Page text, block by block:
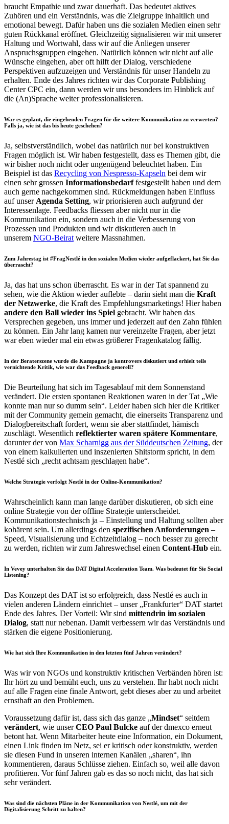
braucht Empathie und zwar dauerhaft. Das bedeutet aktives
Zuhören und ein Verständnis, was die Zielgruppe inhaltlich und
emotional bewegt. Dafür haben uns die sozialen Medien einen sehr
guten Rückkanal eröffnet. Gleichzeitig signalisieren wir mit unserer
Haltung und Wortwahl, dass wir auf die Anliegen unserer
Anspruchsgruppen eingehen. Natürlich können wir nicht auf alle
Wünsche eingehen, aber oft hilft der Dialog, verschiedene
Perspektiven aufzuzeigen und Verständnis für unser Handeln zu
erhalten. Ende des Jahres richten wir das Corporate Publishing
Center CPC ein, dann werden wir uns besonders im Hinblick auf
die (An)Sprache weiter professionalisieren.
War es geplant, die eingehenden Fragen für die weitere Kommunikation zu verwerten?
Falls ja, wie ist das bis heute geschehen?
Ja, selbstverständlich, wobei das natürlich nur bei konstruktiven
Fragen möglich ist. Wir haben festgestellt, dass es Themen gibt, die
wir bisher noch nicht oder ungenügend beleuchtet haben. Ein
Beispiel ist das Recycling von Nespresso-Kapseln bei dem wir
einen sehr grossen Informationsbedarffestgestellt haben und dem
auch gerne nachgekommen sind. Rückmeldungen haben Einfluss
auf unser Agenda Setting, wir priorisieren auch aufgrund der
Interessenlage. Feedbacks fliessen aber nicht nur in die
Kommunikation ein, sondern auch in die Verbesserung von
Prozessen und Produkten und wir diskutieren auch in
unserem NGO-Beirat weitere Massnahmen.
Zum Jahrestag ist #FragNestlé in den sozialen Medien wieder aufgeflackert, hat Sie das
überrascht?
Ja, das hat uns schon überrascht. Es war in der Tat spannend zu
sehen, wie die Aktion wieder auflebte – darin sieht man die Kraft
der Netzwerke, die Kraft des Empfehlungsmarketings! Hier haben
andere den Ball wieder ins Spiel gebracht. Wir haben das
Versprechen gegeben, uns immer und jederzeit auf den Zahn fühlen
zu können. Ein Jahr lang kamen nur vereinzelte Fragen, aber jetzt
war eben wieder mal ein etwas größerer Fragenkatalog fällig.
In der Beraterszene wurde die Kampagne ja kontrovers diskutiert und erhielt teils
vernichtende Kritik, wie war das Feedback generell?
Die Beurteilung hat sich im Tagesablauf mit dem Sonnenstand
verändert. Die ersten spontanen Reaktionen waren in der Tat „Wie
konnte man nur so dumm sein“. Leider haben sich hier die Kritiker
mit der Community gemein gemacht, die einerseits Transparenz und
Dialogbereitschaft fordert, wenn sie aber stattfindet, hämisch
zuschlägt. Wesentlich reflektierter waren spätere Kommentare,
darunter der von Max Scharnigg aus der Süddeutschen Zeitung, der
von einem kalkulierten und inszenierten Shitstorm spricht, in dem
Nestlé sich „recht achtsam geschlagen habe“.
Welche Strategie verfolgt Nestlé in der Online-Kommunikation?
Wahrscheinlich kann man lange darüber diskutieren, ob sich eine
online Strategie von der offline Strategie unterscheidet.
Kommunikationstechnisch ja – Einstellung und Haltung sollten aber
kohärent sein. Um allerdings den spezifischen Anforderungen –
Speed, Visualisierung und Echtzeitdialog – noch besser zu gerecht
zu werden, richten wir zum Jahreswechsel einen Content-Hub ein.
In Vevey unterhalten Sie das DAT Digital Acceleration Team. Was bedeutet für Sie Social
Listening?
Das Konzept des DAT ist so erfolgreich, dass Nestlé es auch in
vielen anderen Ländern einrichtet – unser „Frankfurter“ DAT startet
Ende des Jahres. Der Vorteil: Wir sind mittendrin im sozialen
Dialog, statt nur nebenan. Damit verbessern wir das Verständnis und
stärken die eigene Positionierung.
Wie hat sich Ihre Kommunikation in den letzten fünf Jahren verändert?
Was wir von NGOs und konstruktiv kritischen Verbänden hören ist:
Ihr hört zu und bemüht euch, uns zu verstehen. Ihr habt noch nicht
auf alle Fragen eine finale Antwort, gebt dieses aber zu und arbeitet
ernsthaft an den Problemen.
Voraussetzung dafür ist, dass sich das ganze „Mindset“ seitdem
verändert, wie unserCEO Paul Bulcke auf der dmexco erneut
betont hat. Wenn Mitarbeiter heute eine Information, ein Dokument,
einen Link finden im Netz, sei er kritisch oder konstruktiv, werden
sie diesen Fund in unseren internen Kanälen „sharen“, ihn
kommentieren, daraus Schlüsse ziehen. Einfach so, weil alle davon
profitieren. Vor fünf Jahren gab es das so noch nicht, das hat sich
sehr verändert.
Was sind die nächsten Pläne in der Kommunikation von Nestlé, um mit der
Digitalisierung Schritt zu halten?